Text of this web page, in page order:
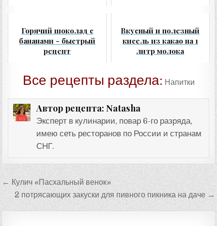
Горячий шоколад с
бананами - быстрый
рецепт
Вкусный и полезный
кисель из какао на 1
литр молока
Все рецепты раздела: Напитки
Автор рецепта: Natasha
Эксперт в кулинарии, повар 6-го разряда,
имею сеть ресторанов по России и странам
СНГ.
Навигация
по
записям
← Кулич «Пасхальный венок»
2 потрясающих закуски для пивного пикника на даче →